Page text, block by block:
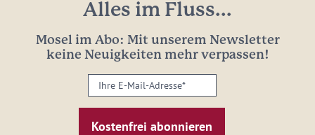
Alles im Fluss...
Mosel im Abo: Mit unserem Newsletter
keine Neuigkeiten mehr verpassen!
Ihre
E-
Mail-
Adresse: